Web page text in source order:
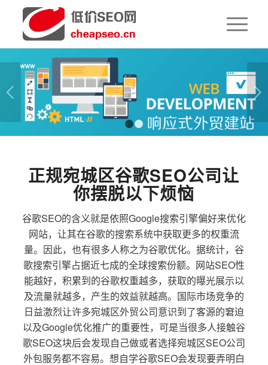
下一页
1 2
正规宛城区谷歌SEO公司让
你摆脱以下烦恼
谷歌SEO的含义就是依照Google搜索引擎偏好来优化
网站，让其在谷歌的搜索系统中获取更多的权重流
量。因此，也有很多人称之为谷歌优化。据统计，谷
歌搜索引擎占据近七成的全球搜索份额。网站SEO性
能越好，积累到的谷歌权重越多，获取的曝光展示以
及流量就越多，产生的效益就越高。国际市场竞争的
日益激烈让许多宛城区外贸公司意识到了客源的窘迫
以及Google优化推广的重要性，可是当很多人接触谷
歌SEO这块后会发现自己做或者选择宛城区SEO公司
外包服务都不容易。想自学谷歌SEO会发现要弄明白